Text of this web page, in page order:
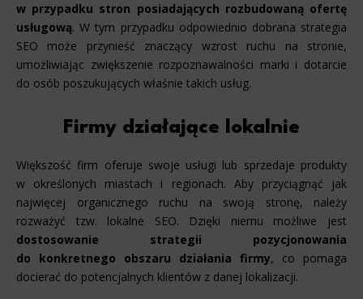
w przypadku stron posiadających rozbudowaną ofertę
usługową. W tym przypadku odpowiednio dobrana strategia
SEO może przynieść znaczący wzrost ruchu na stronie,
umożliwiając zwiększenie rozpoznawalności marki i dotarcie
do osób poszukujących właśnie takich usług.
Firmy działające lokalnie
Większość firm oferuje swoje usługi lub sprzedaje produkty
w określonych miastach i regionach. Aby przyciągnąć jak
najwięcej organicznego ruchu na swoją stronę, należy
rozważyć tzw. lokalne SEO. Dzięki niemu możliwe jest
dostosowanie strategii pozycjonowania
do konkretnego obszaru działania firmy, co pomaga
docierać do potencjalnych klientów z danej lokalizacji.